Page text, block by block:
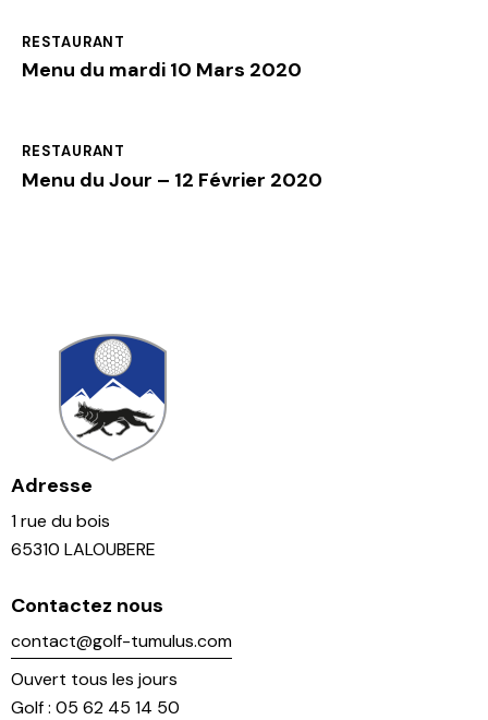
RESTAURANT
Menu du mardi 10 Mars 2020
RESTAURANT
Menu du Jour – 12 Février 2020
Adresse
1 rue du bois
65310 LALOUBERE
Contactez nous
contact@golf-tumulus.com
Ouvert tous les jours
Golf : 05 62 45 14 50